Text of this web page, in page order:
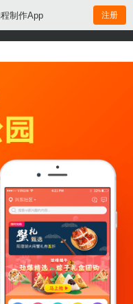
制作App 注册